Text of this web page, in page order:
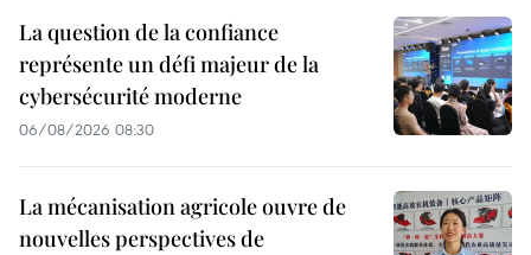
La question de la confiance
représente un défi majeur de la
cybersécurité moderne
06/08/2026 08:30
La mécanisation agricole ouvre de
nouvelles perspectives de